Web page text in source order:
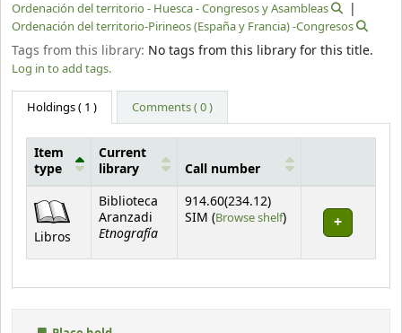
Ordenación del territorio - Huesca - Congresos y Asambleas
Ordenación del territorio-Pirineos (España y Francia) -Congresos
Tags from this library: No tags from this library for this title.
Log in to add tags.
Holdings( 1 ) Comments ( 0 )
Item
type
Current
library
Call number
Libros
Biblioteca
Aranzadi
Etnografía
914.60(234.12)
SIM (Browse shelf(Opens below)
)